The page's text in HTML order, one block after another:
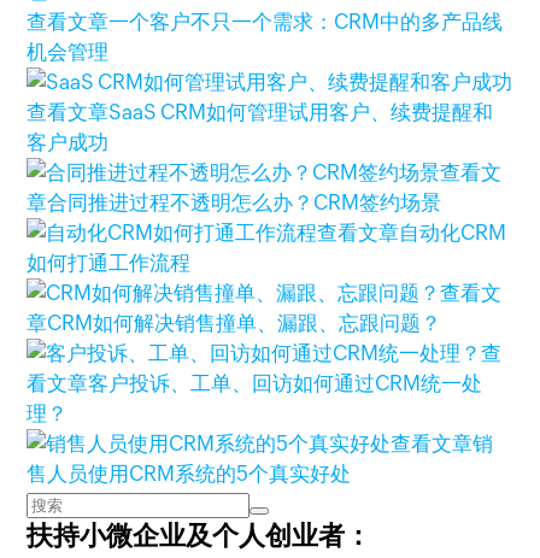
查看文章一个客户不只一个需求：CRM中的多产品线
机会管理
查看文章SaaS CRM如何管理试用客户、续费提醒和
客户成功
查看文
章合同推进过程不透明怎么办？CRM签约场景
查看文章自动化CRM
如何打通工作流程
查看文
章CRM如何解决销售撞单、漏跟、忘跟问题？
查
看文章客户投诉、工单、回访如何通过CRM统一处
理？
查看文章销
售人员使用CRM系统的5个真实好处
扶持小微企业及个人创业者：